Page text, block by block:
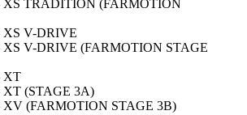
TRADITION (FARMOTION
V-DRIVE
V-DRIVE (FARMOTION STAGE
XT
(STAGE 3A)
(FARMOTION STAGE 3B)